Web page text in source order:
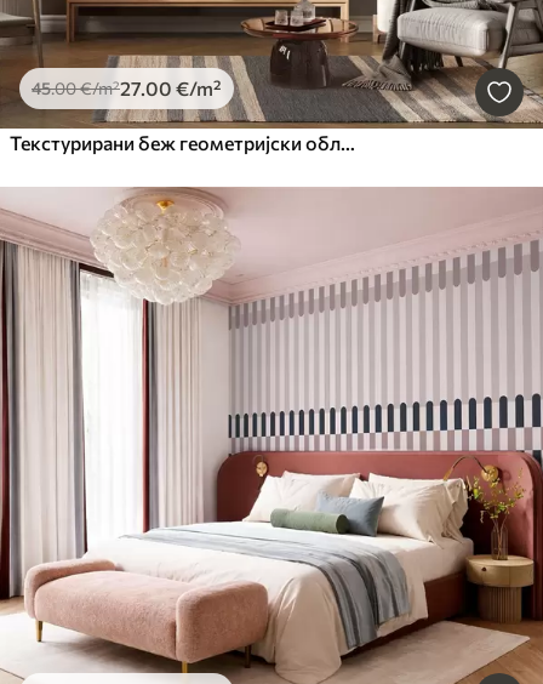
45.00€/m²27.00 €/m²
Текстурирани беж геометријски облици у слојевитој 3Д композицији, минималистичка модерна зидна уметност